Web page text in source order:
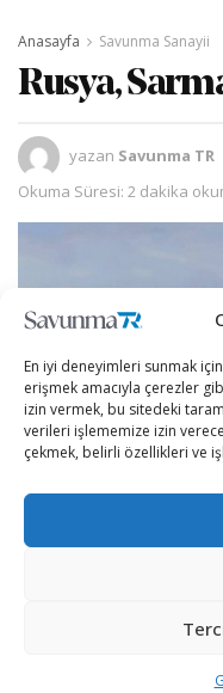
En iyi deneyimleri sunmak
erişmek amacıyla çerezler
izin vermek, bu sitedeki
verileri işlememize izin
çekmek, belirli özellikleri ve
Anasayfa Savunma Sanayii
Rusya,
yazan Savunma TR
Okuma Süresi: 2 dakika
Moskova’da
Forumu çok sayıda
ARMY-2022 olarak da